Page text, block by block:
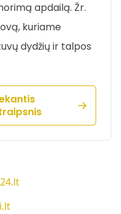
apdailą. Žr.
kuriame
dydžių ir talpos